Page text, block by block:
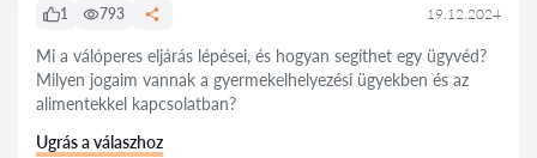
1
793 19.12.2024
Mi a válóperes eljárás lépései, és hogyan segíthet egy ügyvéd?
Milyen jogaim vannak a gyermekelhelyezési ügyekben és az
alimentekkel kapcsolatban?
Ugrás a válaszhoz